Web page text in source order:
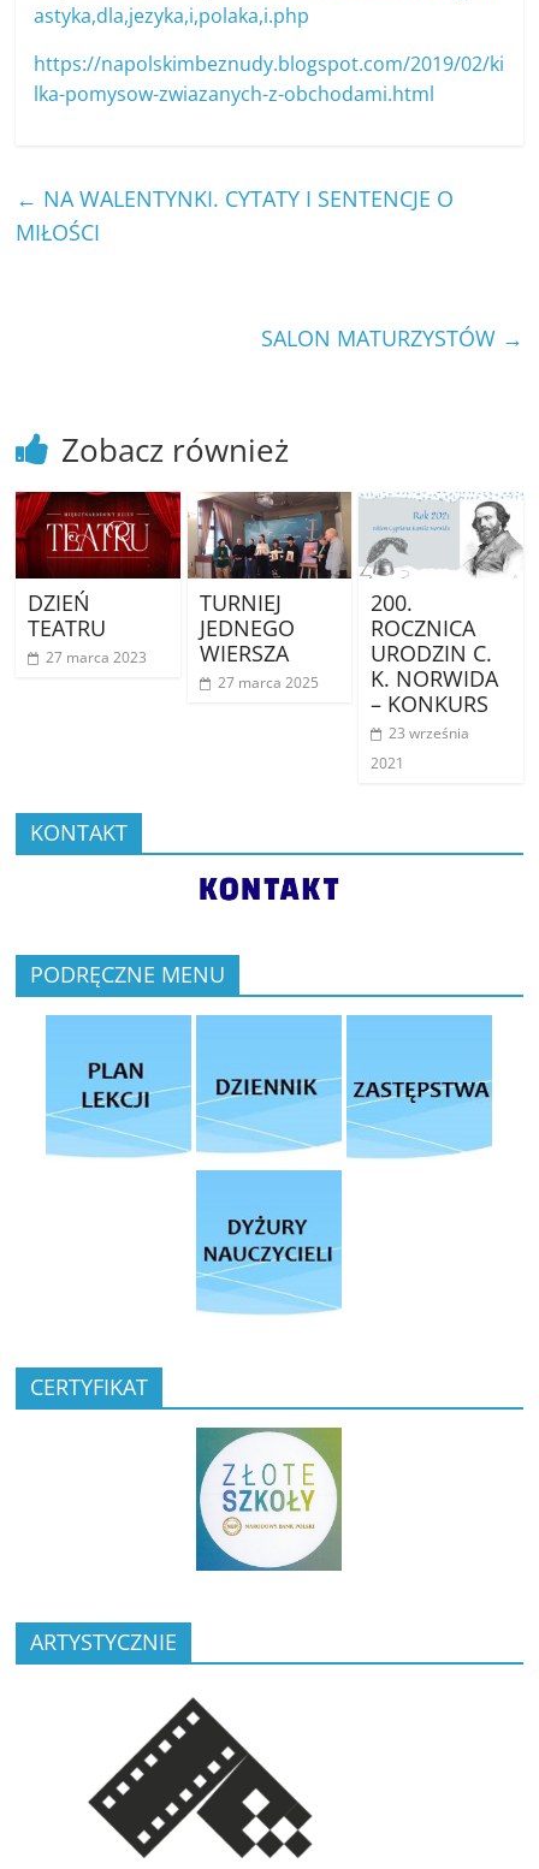
astyka,dla,jezyka,i,polaka,i.php
https://napolskimbeznudy.blogspot.com/2019/02/ki
lka-pomysow-zwiazanych-z-obchodami.html
← NA WALENTYNKI. CYTATY I SENTENCJE O
MIŁOŚCI
SALON MATURZYSTÓW →
Zobacz również
DZIEŃ
TEATRU
27 marca 2023
TURNIEJ
JEDNEGO
WIERSZA
27 marca 2025
200.
ROCZNICA
URODZIN C.
K. NORWIDA
– KONKURS
23 września
2021
KONTAKT
PODRĘCZNE MENU
CERTYFIKAT
ARTYSTYCZNIE